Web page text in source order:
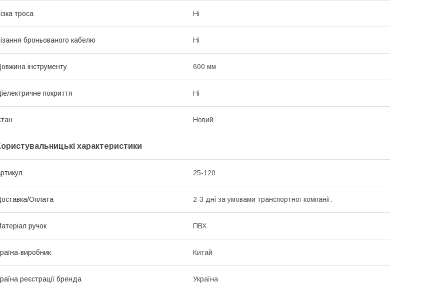
троса Ні
броньованого кабелю Ні
інструменту 600 мм
покриття Ні
Новий
характеристики
25-120
Оплата 2-3 дні за умовами транспортної компанії.
ручок ПВХ
виробник Китай
реєстрації бренда Україна